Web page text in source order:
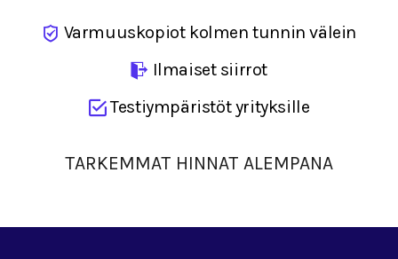
Varmuuskopiot kolmen tunnin välein
Ilmaiset siirrot
Testiympäristöt yrityksille
TARKEMMAT HINNAT ALEMPANA